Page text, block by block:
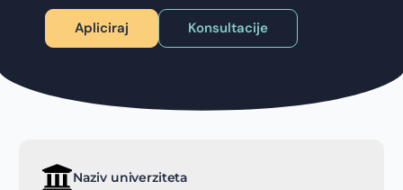
Apliciraj Konsultacije
Naziv univerziteta